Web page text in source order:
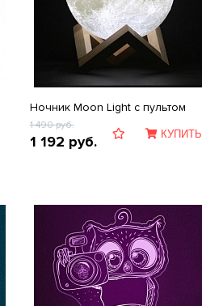
Ночник Moon Light c пультом
1 490руб.
1 192 руб. КУПИТЬ